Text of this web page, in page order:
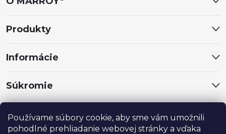
Používame súbory cookie, aby sme vám umožnili
pohodlné prehliadanie webovej stránky a vďaka
e
Produkty
Informácie
Súkromie
Sociálne siete